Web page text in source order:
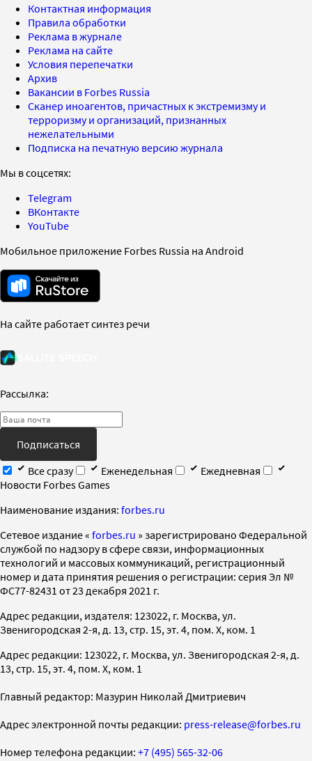
Контактная информация
Правила обработки
Реклама в журнале
Реклама на сайте
Условия перепечатки
Архив
Вакансии в Forbes Russia
Сканер иноагентов, причастных к экстремизму и
терроризму и организаций, признанных
нежелательными
Подписка на печатную версию журнала
Мы в соцсетях:
Telegram
ВКонтакте
YouTube
Мобильное приложение Forbes Russia на Android
На сайте работает синтез речи
Рассылка:
Подписаться
Все сразу
Еженедельная
Ежедневная
Новости Forbes Games
Наименование издания: forbes.ru
Cетевое издание « forbes.ru » зарегистрировано Федеральной
службой по надзору в сфере связи, информационных
технологий и массовых коммуникаций, регистрационный
номер и дата принятия решения о регистрации: серия Эл №
ФС77-82431 от 23 декабря 2021 г.
Адрес редакции, издателя: 123022, г. Москва, ул.
Звенигородская 2-я, д. 13, стр. 15, эт. 4, пом. X, ком. 1
Адрес редакции: 123022, г. Москва, ул. Звенигородская 2-я, д.
13, стр. 15, эт. 4, пом. X, ком. 1
Главный редактор: Мазурин Николай Дмитриевич
Адрес электронной почты редакции: press-release@forbes.ru
Номер телефона редакции: +7 (495) 565-32-06